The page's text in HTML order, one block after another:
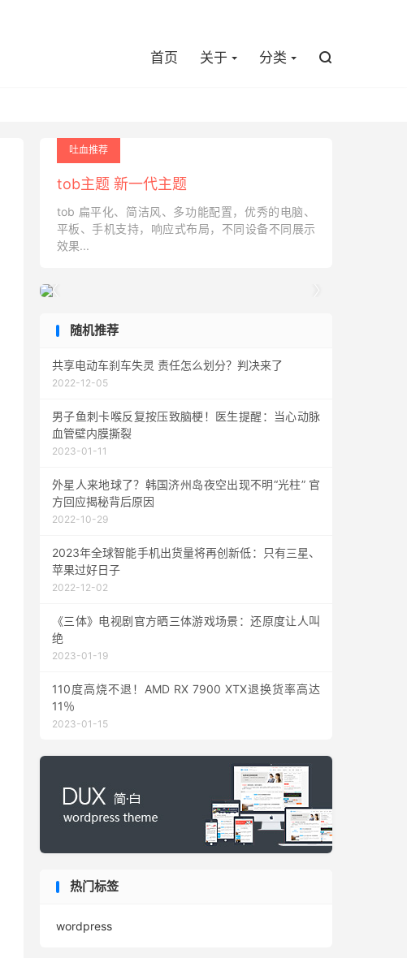
首页 关于 分类 
吐血推荐
tob主题 新一代主题
tob 扁平化、简洁风、多功能配置，优秀的电脑、
平板、手机支持，响应式布局，不同设备不同展示
效果...

随机推荐
共享电动车刹车失灵 责任怎么划分？判决来了
2022-12-05
男子鱼刺卡喉反复按压致脑梗！医生提醒：当心动脉
血管壁内膜撕裂
2023-01-11
外星人来地球了？韩国济州岛夜空出现不明“光柱” 官
方回应揭秘背后原因
2022-10-29
2023年全球智能手机出货量将再创新低：只有三星、
苹果过好日子
2022-12-02
《三体》电视剧官方晒三体游戏场景：还原度让人叫
绝
2023-01-19
110度高烧不退！AMD RX 7900 XTX退换货率高达
11％
2023-01-15
热门标签
wordpress